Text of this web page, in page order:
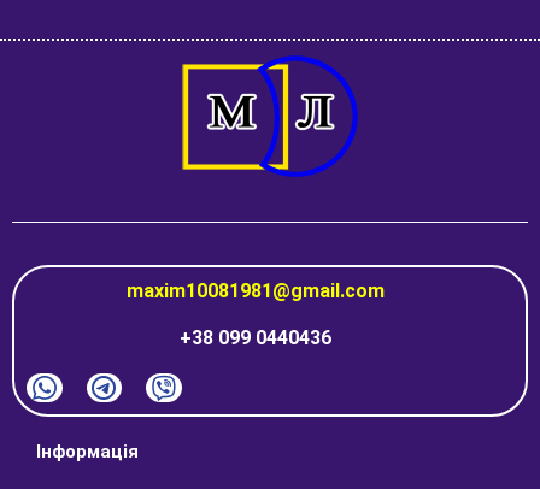
maxim10081981@gmail.com
+38 099 0440436
Інформація